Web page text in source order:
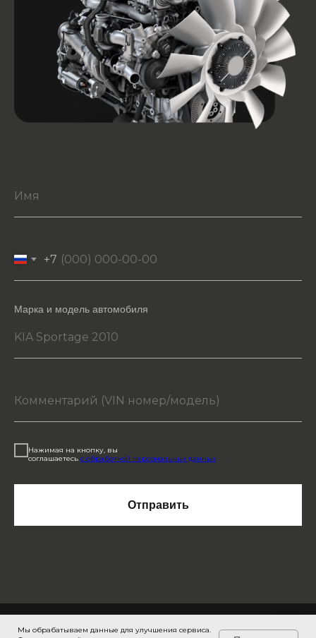
+7
Марка и модель автомобиля
Нажимая на кнопку, вы
соглашаетесь с обработкой персональных данных
Отправить
Мы обрабатываем данные для улучшения сервиса.